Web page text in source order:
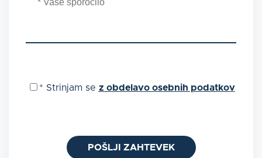
* Strinjam se z obdelavo osebnih podatkov
POŠLJI ZAHTEVEK